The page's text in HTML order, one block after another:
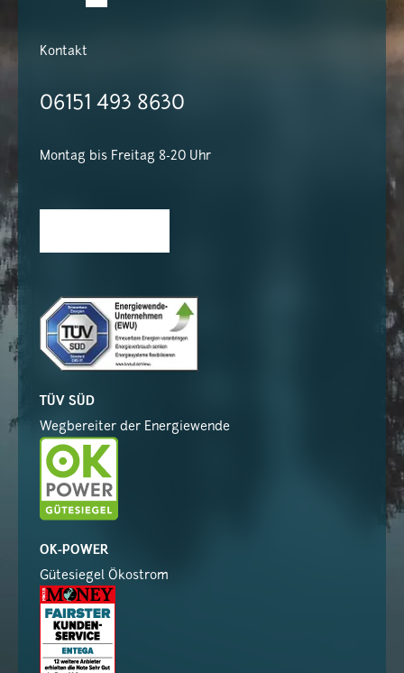
Kontakt
06151 493 8630
Montag bis Freitag 8-20 Uhr
TÜV SÜD
Wegbereiter der Energiewende
OK-POWER
Gütesiegel Ökostrom